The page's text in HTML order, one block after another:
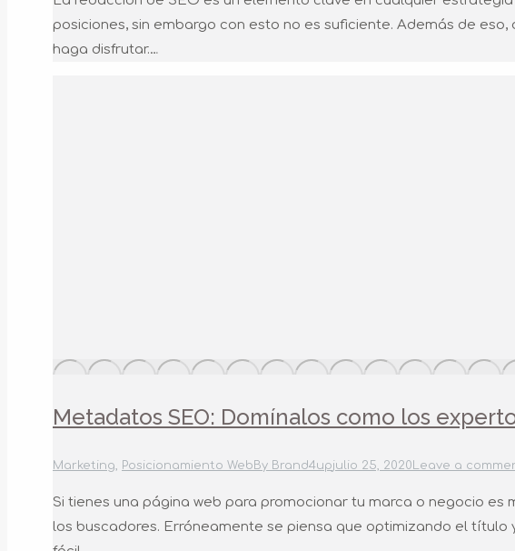
posiciones, sin embargo con esto no es suficiente. Además de
haga disfrutar.…
Metadatos SEO: Domínalos como los
Marketing, Posicionamiento Web By Brand4upjulio 25, 2020 Leave a
Si tienes una página web para promocionar tu marca o negocio
los buscadores. Erróneamente se piensa que optimizando el